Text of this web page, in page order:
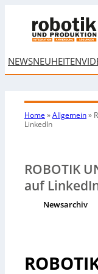
NEWSNEUHEITEN
Home»Allgemein»
LinkedIn
ROBOTIK
auf
Newsarchiv